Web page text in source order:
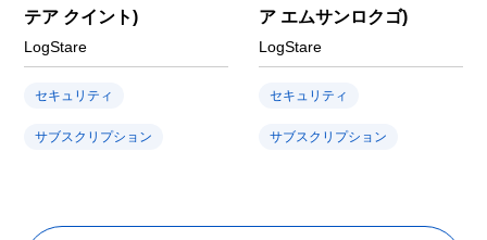
テア クイント)
LogStare
セキュリティ
サブスクリプション
ア エムサンロクゴ)
LogStare
セキュリティ
サブスクリプション